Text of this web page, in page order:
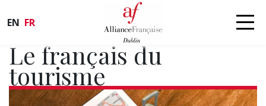
EN FR
Le français du
tourisme